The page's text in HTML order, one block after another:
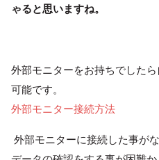
ゃると思いますね。
外部モニターをお持ちでした
可能です。
外部モニター接続方法
外部モニターに接続した事が